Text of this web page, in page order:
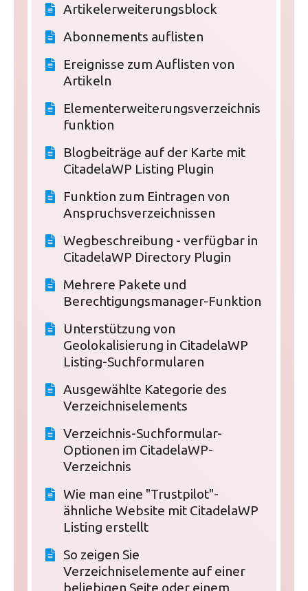
Artikelerweiterungsblock
Abonnements auflisten
Ereignisse zum Auflisten von
Artikeln
Elementerweiterungsverzeichnis
funktion
Blogbeiträge auf der Karte mit
CitadelaWP Listing Plugin
Funktion zum Eintragen von
Anspruchsverzeichnissen
Wegbeschreibung - verfügbar in
CitadelaWP Directory Plugin
Mehrere Pakete und
Berechtigungsmanager-Funktion
Unterstützung von
Geolokalisierung in CitadelaWP
Listing-Suchformularen
Ausgewählte Kategorie des
Verzeichniselements
Verzeichnis-Suchformular-
Optionen im CitadelaWP-
Verzeichnis
Wie man eine "Trustpilot"-
ähnliche Website mit CitadelaWP
Listing erstellt
So zeigen Sie
Verzeichniselemente auf einer
beliebigen Seite oder einem